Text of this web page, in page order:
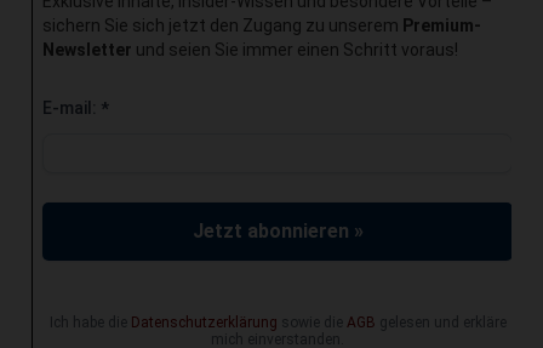
sichern Sie sich jetzt den Zugang zu unserem Premium-
Newsletter und seien Sie immer einen Schritt voraus!
E-mail: *
Jetzt abonnieren »
Ich habe die Datenschutzerklärung sowie die AGB gelesen und erkläre
mich einverstanden.